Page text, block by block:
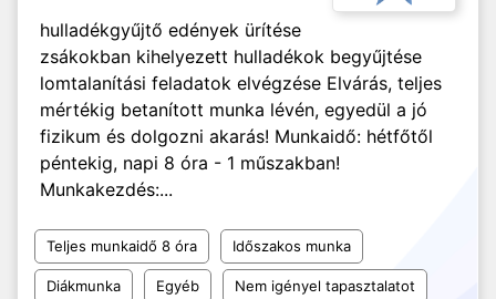
hulladékgyűjtő edények ürítése
zsákokban kihelyezett hulladékok begyűjtése
lomtalanítási feladatok elvégzése Elvárás, teljes
mértékig betanított munka lévén, egyedül a jó
fizikum és dolgozni akarás! Munkaidő: hétfőtől
péntekig, napi 8 óra - 1 műszakban!
Munkakezdés:...
Teljes munkaidő 8 óra Időszakos munka
Diákmunka Egyéb Nem igényel tapasztalatot